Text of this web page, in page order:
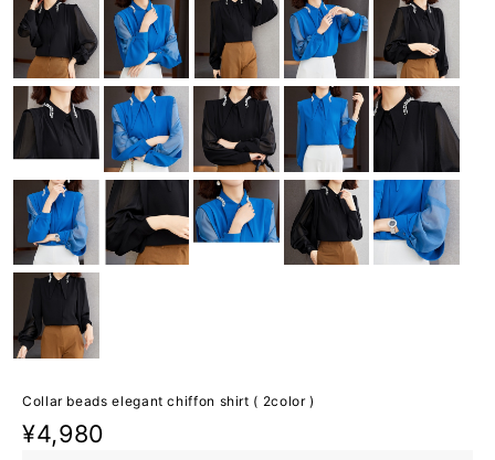
Collar beads elegant chiffon shirt ( 2color )
¥4,980